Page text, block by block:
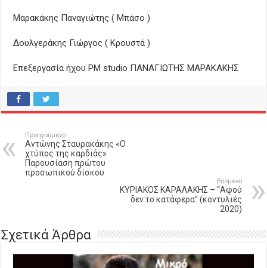
Μαρακάκης Παναγιώτης ( Μπάσο )
Δουλγεράκης Γιώργος ( Κρουστά )
Επεξεργασία ήχου PM studio ΠΑΝΑΓΙΩΤΗΣ ΜΑΡΑΚΑΚΗΣ
Προηγούμενο
Αντώνης Σταυρακάκης «Ο
χτύπος της καρδιάς»
Παρουσίαση πρώτου
προσωπικού δίσκου
Επόμενο
ΚΥΡΙΑΚΟΣ ΚΑΡΑΛΑΚΗΣ – “Αφού
δεν το κατάφερα” (κοντυλιές
2020)
Σχετικά Άρθρα